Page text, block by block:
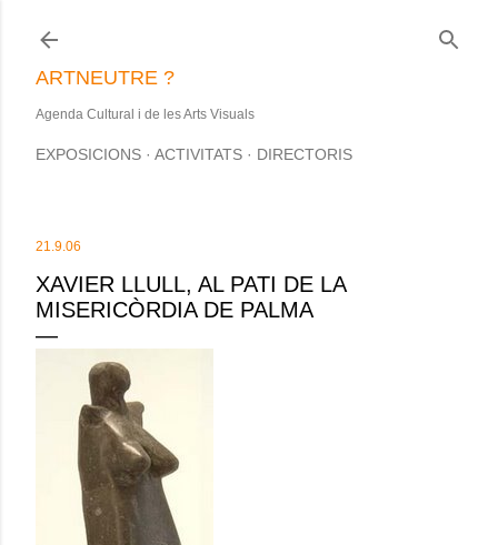
ARTNEUTRE ?
Agenda Cultural i de les Arts Visuals
EXPOSICIONS ACTIVITATS DIRECTORIS
21.9.06
XAVIER LLULL, AL PATI DE LA
MISERICÒRDIA DE PALMA